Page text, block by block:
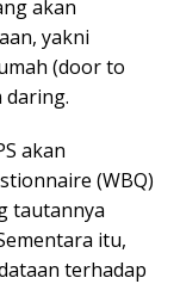
akan
yakni
(door to
daring.
akan
(WBQ)
tautannya
itu,
terhadap